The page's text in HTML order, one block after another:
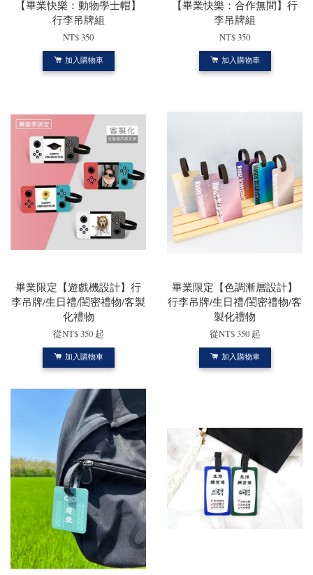
【畢業快樂：動物學士帽】
行李吊牌組
NT$ 350
加入購物車
【畢業快樂：合作無間】行
李吊牌組
NT$ 350
加入購物車
畢業限定【遊戲機設計】行
李吊牌/生日禮/閨密禮物/客製
化禮物
從NT$ 350 起
加入購物車
畢業限定【色調漸層設計】
行李吊牌/生日禮/閨密禮物/客
製化禮物
從NT$ 350 起
加入購物車